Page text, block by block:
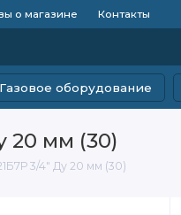
о магазине Контакты
Газовое оборудование
20 мм (30)
3/4" Ду 20 мм (30)